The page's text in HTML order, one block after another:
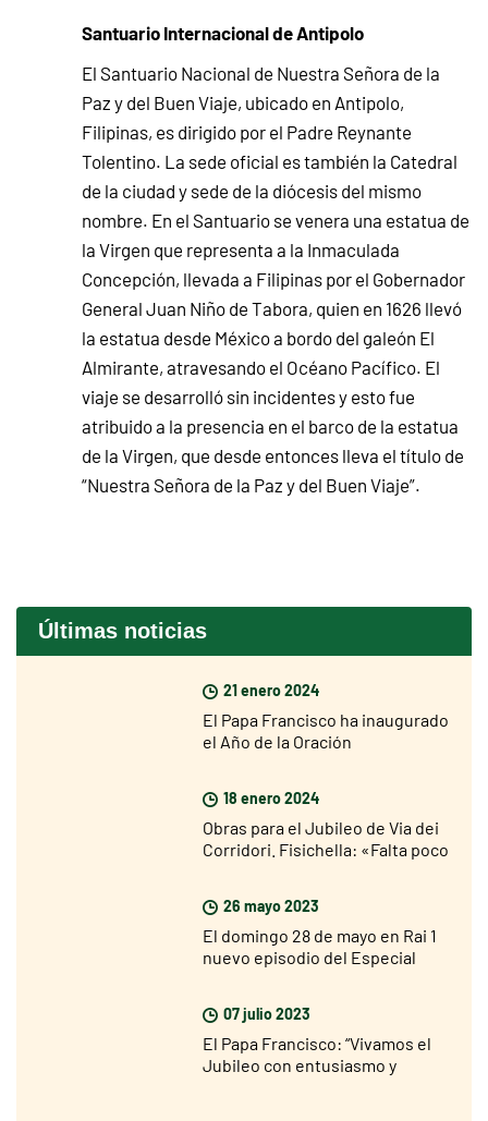
Santuario Internacional de Antipolo
El Santuario Nacional de Nuestra Señora de la
Paz y del Buen Viaje, ubicado en Antipolo,
Filipinas, es dirigido por el Padre Reynante
Tolentino. La sede oficial es también la Catedral
de la ciudad y sede de la diócesis del mismo
nombre. En el Santuario se venera una estatua de
la Virgen que representa a la Inmaculada
Concepción, llevada a Filipinas por el Gobernador
General Juan Niño de Tabora, quien en 1626 llevó
la estatua desde México a bordo del galeón El
Almirante, atravesando el Océano Pacífico. El
viaje se desarrolló sin incidentes y esto fue
atribuido a la presencia en el barco de la estatua
de la Virgen, que desde entonces lleva el título de
“Nuestra Señora de la Paz y del Buen Viaje”.
Últimas noticias
21 enero 2024
El Papa Francisco ha inaugurado
el Año de la Oración
18 enero 2024
Obras para el Jubileo de Via dei
Corridori. Fisichella: «Falta poco
26 mayo 2023
El domingo 28 de mayo en Rai 1
nuevo episodio del Especial
07 julio 2023
El Papa Francisco: “Vivamos el
Jubileo con entusiasmo y